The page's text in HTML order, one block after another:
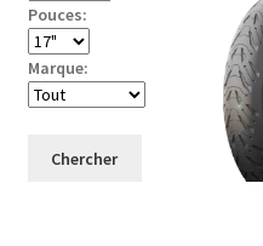
Pouces:
Marque:
Chercher